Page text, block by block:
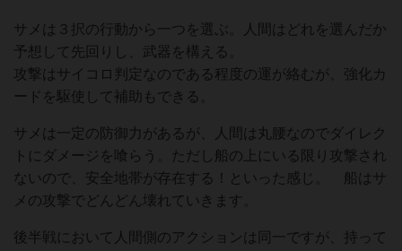
サメは３択の行動から一つを選ぶ。人間はどれを選んだか
予想して先回りし、武器を構える。
攻撃はサイコロ判定なのである程度の運が絡むが、強化カ
ードを駆使して補助もできる。
サメは一定の防御力があるが、人間は丸腰なのでダイレク
トにダメージを喰らう。ただし船の上にいる限り攻撃され
ないので、安全地帯が存在する！といった感じ。 船はサ
メの攻撃でどんどん壊れていきます。
後半戦において人間側のアクションは同一ですが、持って